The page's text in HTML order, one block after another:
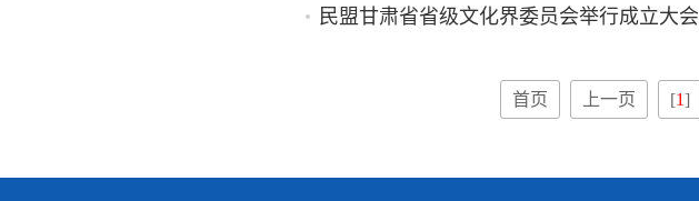
民盟甘肃省省级文化界委员会举行成立大会
首页 上一页 [1]